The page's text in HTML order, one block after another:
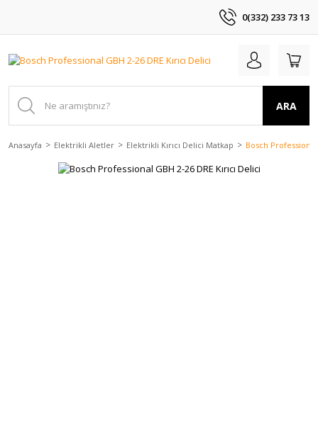
0(332) 233 73 13
ARA
Anasayfa Elektrikli Aletler Elektrikli Kırıcı Delici Matkap Bosch Professional